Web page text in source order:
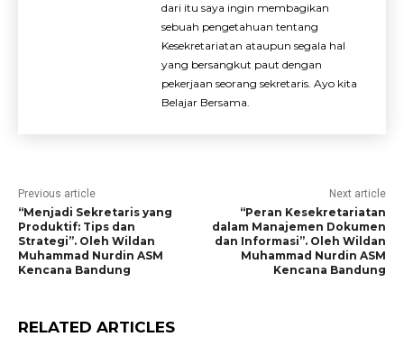
dari itu saya ingin membagikan
sebuah pengetahuan tentang
Kesekretariatan ataupun segala hal
yang bersangkut paut dengan
pekerjaan seorang sekretaris. Ayo kita
Belajar Bersama.
Previous article
“Menjadi Sekretaris yang
Produktif: Tips dan
Strategi”. Oleh Wildan
Muhammad Nurdin ASM
Kencana Bandung
Next article
“Peran Kesekretariatan
dalam Manajemen Dokumen
dan Informasi”. Oleh Wildan
Muhammad Nurdin ASM
Kencana Bandung
RELATED ARTICLES